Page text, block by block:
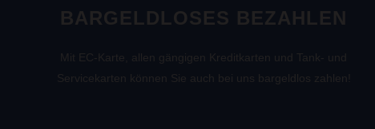
BARGELDLOSES BEZAHLEN
Mit EC-Karte, allen gängigen Kreditkarten und Tank- und
Servicekarten können Sie auch bei uns bargeldlos zahlen!